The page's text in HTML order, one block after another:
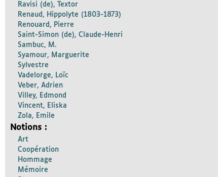
Ravisi (de), Textor
Renaud, Hippolyte (1803-1873)
Renouard, Pierre
Saint-Simon (de), Claude-Henri
Sambuc, M.
Syamour, Marguerite
Sylvestre
Vadelorge, Loïc
Veber, Adrien
Villey, Edmond
Vincent, Eliska
Zola, Emile
Notions :
Art
Coopération
Hommage
Mémoire